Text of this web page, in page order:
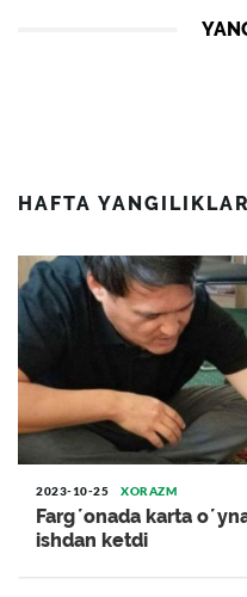
HAFTA YANGILIKLARI
2023-10-25 XORAZM
Fargʼonada karta
ishdan ketdi